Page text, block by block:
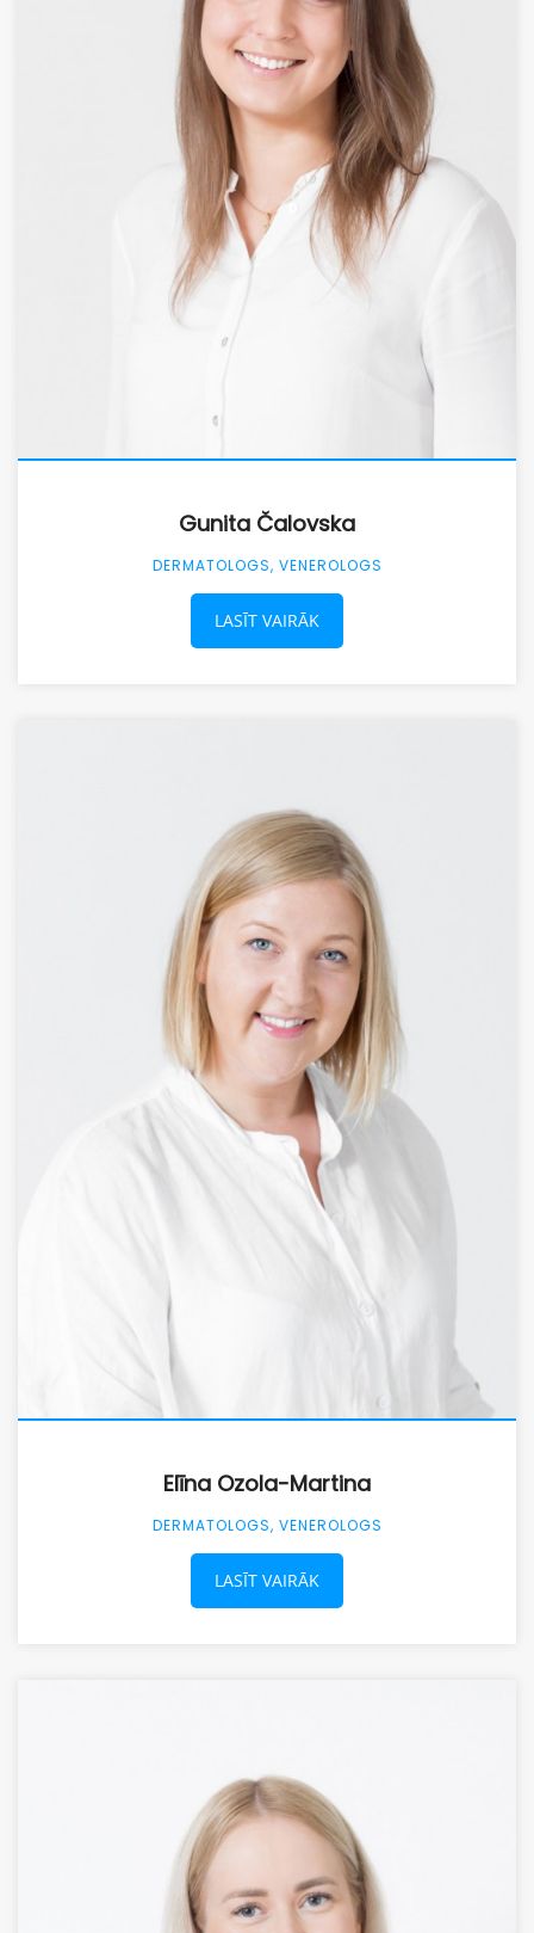
Gunita Čalovska
DERMATOLOGS, VENEROLOGS
LASĪT VAIRĀK
Elīna Ozola-Martina
DERMATOLOGS, VENEROLOGS
LASĪT VAIRĀK